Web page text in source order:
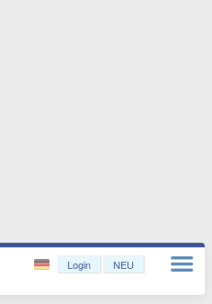
Login NEU